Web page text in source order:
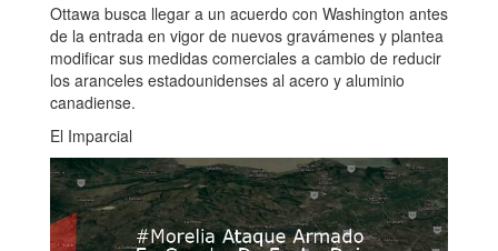
Ottawa busca llegar a un acuerdo con Washington antes
de la entrada en vigor de nuevos gravámenes y plantea
modificar sus medidas comerciales a cambio de reducir
los aranceles estadounidenses al acero y aluminio
canadiense.
El Imparcial